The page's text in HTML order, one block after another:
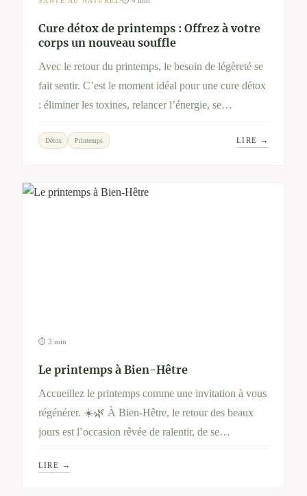
Cure détox de printemps : Offrez à votre
corps un nouveau souffle
Avec le retour du printemps, le besoin de légèreté se
fait sentir. C’est le moment idéal pour une cure détox
: éliminer les toxines, relancer l’énergie, se
reconnecter à soi. Découvrez pourquoi cette pratique
millénaire revient chaque année, et comment un
séjour chez Bien-Hêtre peut vous aider à vivre
pleinement cette renaissance saisonnière.
Détox Printemps LIRE →
⏱ 3 min
Le printemps à Bien-Hêtre
Accueillez le printemps comme une invitation à vous
régénérer. ☀️🌿 À Bien-Hêtre, le retour des beaux
jours est l’occasion rêvée de ralentir, de se
reconnecter à la nature et de prendre soin de soi en
profondeur. Entre soins ressourçants, alimentation
revitalisante et pauses contemplatives, vivez cette
LIRE →